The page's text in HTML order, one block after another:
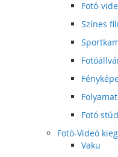
Fotó-
Színes
Fotó
Fotó-Videó
Vaku